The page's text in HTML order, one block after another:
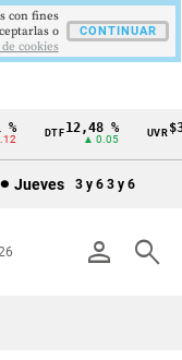
DTF12,48 %
▲ 0.05
UVR
Jueves 3 y 6 3 y 6
person search
con fines
o
cookies
CONTINUAR